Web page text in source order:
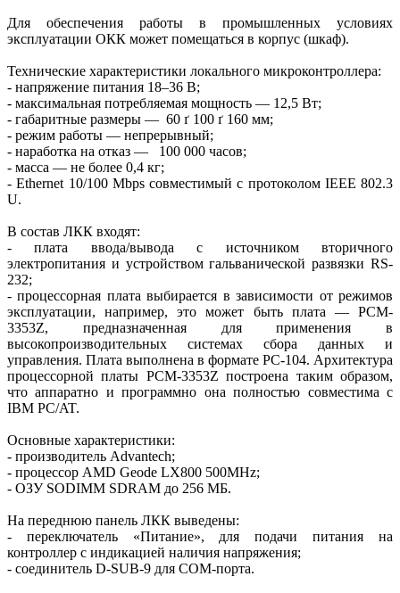
Для обеспечения работы в промышленных условиях
эксплуатации ОКК может помещаться в корпус (шкаф).
Технические характеристики локального микроконтроллера:
- напряжение питания 18–36 В;
- максимальная потребляемая мощность — 12,5 Вт;
- габаритные размеры — 60 ґ 100 ґ 160 мм;
- режим работы — непрерывный;
- наработка на отказ — 100 000 часов;
- масса — не более 0,4 кг;
- Ethernet 10/100 Mbps совместимый с протоколом IEEE 802.3
U.
В состав ЛКК входят:
- плата ввода/вывода с источником вторичного
электропитания и устройством гальванической развязки RS-
232;
- процессорная плата выбирается в зависимости от режимов
эксплуатации, например, это может быть плата — PCM-
3353Z, предназначенная для применения в
высокопроизводительных системах сбора данных и
управления. Плата выполнена в формате PC-104. Архитектура
процессорной платы PCM-3353Z построена таким образом,
что аппаратно и программно она полностью совместима с
IBM PC/AT.
Основные характеристики:
- производитель Advantech;
- процессор AMD Geode LX800 500MHz;
- ОЗУ SODIMM SDRAM до 256 МБ.
На переднюю панель ЛКК выведены:
- переключатель «Питание», для подачи питания на
контроллер c индикацией наличия напряжения;
- соединитель D-SUB-9 для СОМ-порта.